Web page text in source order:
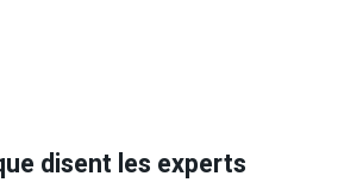
disent les experts